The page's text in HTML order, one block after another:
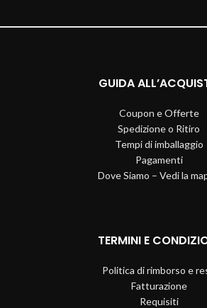
GUIDA
Coupon e Offerte
Spedizione o Ritiro
Tempi di imballaggio
Pagamenti
Dove Siamo – Vedi la
TERMINI E
Politica di rimborso e
Fatturazione
Requisiti